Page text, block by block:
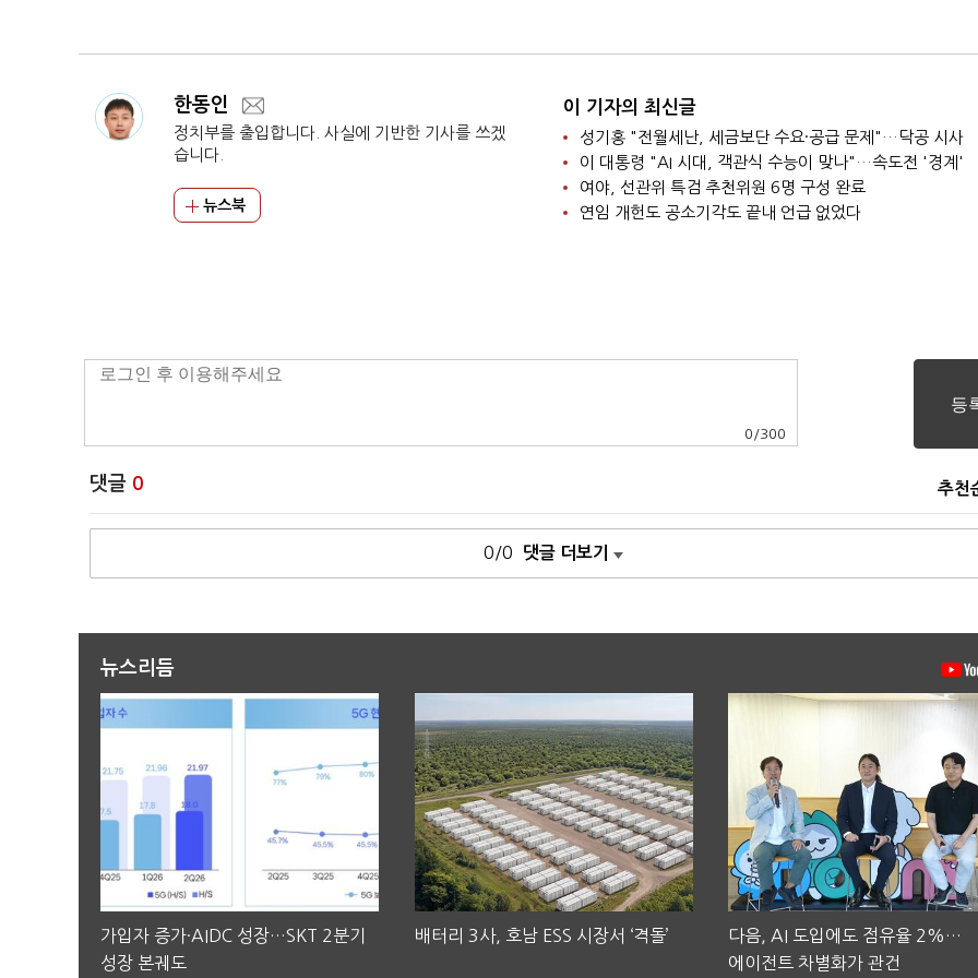
한동인
정치부를 출입합니다. 사실에 기반한 기사를 쓰겠
습니다.
뉴스북
이 기자의 최신글
성기홍 "전월세난, 세금보단 수요·공급 문제"…닥공 시사
이 대통령 "AI 시대, 객관식 수능이 맞나"…속도전 '경계'
여야, 선관위 특검 추천위원 6명 구성 완료
연임 개헌도 공소기각도 끝내 언급 없었다
0 /300
댓글 0 추천
0/0 댓글 더보기
뉴스리듬
가입자 증가·AIDC 성장…SKT 2분기
성장 본궤도
배터리 3사, 호남 ESS 시장서 ‘격돌’
다음, AI 도입에도 점유율 2%…
에이전트 차별화가 관건